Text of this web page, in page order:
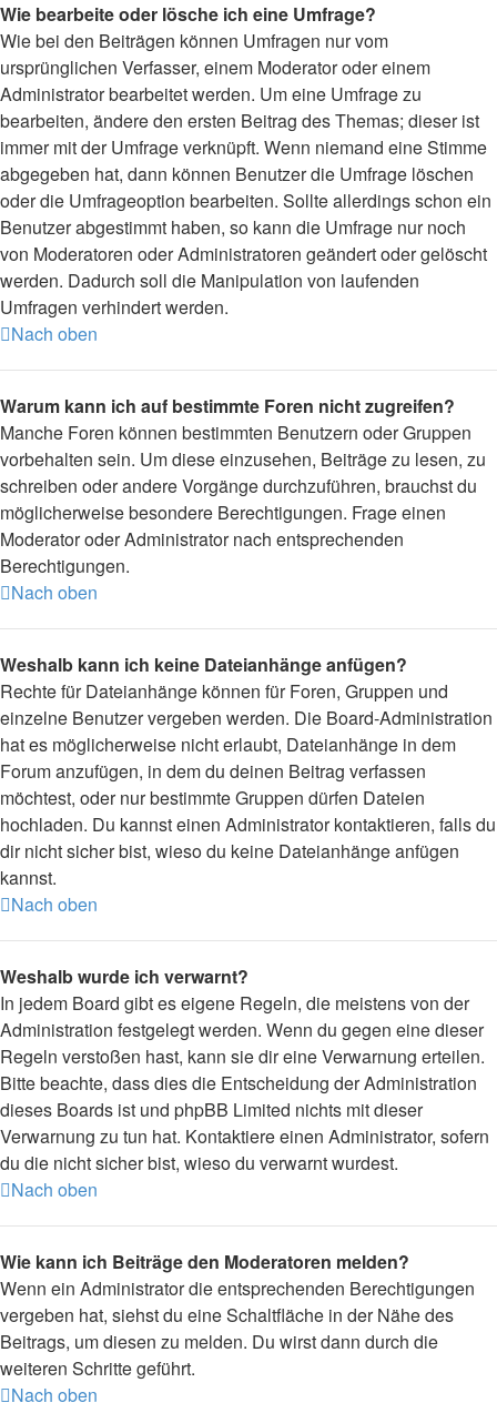
Wie bearbeite oder lösche ich eine Umfrage?
Wie bei den Beiträgen können Umfragen nur vom
ursprünglichen Verfasser, einem Moderator oder einem
Administrator bearbeitet werden. Um eine Umfrage zu
bearbeiten, ändere den ersten Beitrag des Themas; dieser ist
immer mit der Umfrage verknüpft. Wenn niemand eine Stimme
abgegeben hat, dann können Benutzer die Umfrage löschen
oder die Umfrageoption bearbeiten. Sollte allerdings schon ein
Benutzer abgestimmt haben, so kann die Umfrage nur noch
von Moderatoren oder Administratoren geändert oder gelöscht
werden. Dadurch soll die Manipulation von laufenden
Umfragen verhindert werden.
Nach oben
Warum kann ich auf bestimmte Foren nicht zugreifen?
Manche Foren können bestimmten Benutzern oder Gruppen
vorbehalten sein. Um diese einzusehen, Beiträge zu lesen, zu
schreiben oder andere Vorgänge durchzuführen, brauchst du
möglicherweise besondere Berechtigungen. Frage einen
Moderator oder Administrator nach entsprechenden
Berechtigungen.
Nach oben
Weshalb kann ich keine Dateianhänge anfügen?
Rechte für Dateianhänge können für Foren, Gruppen und
einzelne Benutzer vergeben werden. Die Board-Administration
hat es möglicherweise nicht erlaubt, Dateianhänge in dem
Forum anzufügen, in dem du deinen Beitrag verfassen
möchtest, oder nur bestimmte Gruppen dürfen Dateien
hochladen. Du kannst einen Administrator kontaktieren, falls du
dir nicht sicher bist, wieso du keine Dateianhänge anfügen
kannst.
Nach oben
Weshalb wurde ich verwarnt?
In jedem Board gibt es eigene Regeln, die meistens von der
Administration festgelegt werden. Wenn du gegen eine dieser
Regeln verstoßen hast, kann sie dir eine Verwarnung erteilen.
Bitte beachte, dass dies die Entscheidung der Administration
dieses Boards ist und phpBB Limited nichts mit dieser
Verwarnung zu tun hat. Kontaktiere einen Administrator, sofern
du die nicht sicher bist, wieso du verwarnt wurdest.
Nach oben
Wie kann ich Beiträge den Moderatoren melden?
Wenn ein Administrator die entsprechenden Berechtigungen
vergeben hat, siehst du eine Schaltfläche in der Nähe des
Beitrags, um diesen zu melden. Du wirst dann durch die
weiteren Schritte geführt.
Nach oben